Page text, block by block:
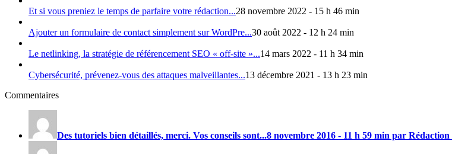
Et si vous preniez le temps de parfaire votre rédaction...28 novembre 2022 - 15 h 46 min
Ajouter un formulaire de contact simplement sur WordPre...30 août 2022 - 12 h 24 min
Le netlinking, la stratégie de référencement SEO « off-site »...14 mars 2022 - 11 h 34 min
Cybersécurité, prévenez-vous des attaques malveillantes...13 décembre 2021 - 13 h 23 min
Commentaires
Des tutoriels bien détaillés, merci. Vos conseils sont...8 novembre 2016 - 11 h 59 min par